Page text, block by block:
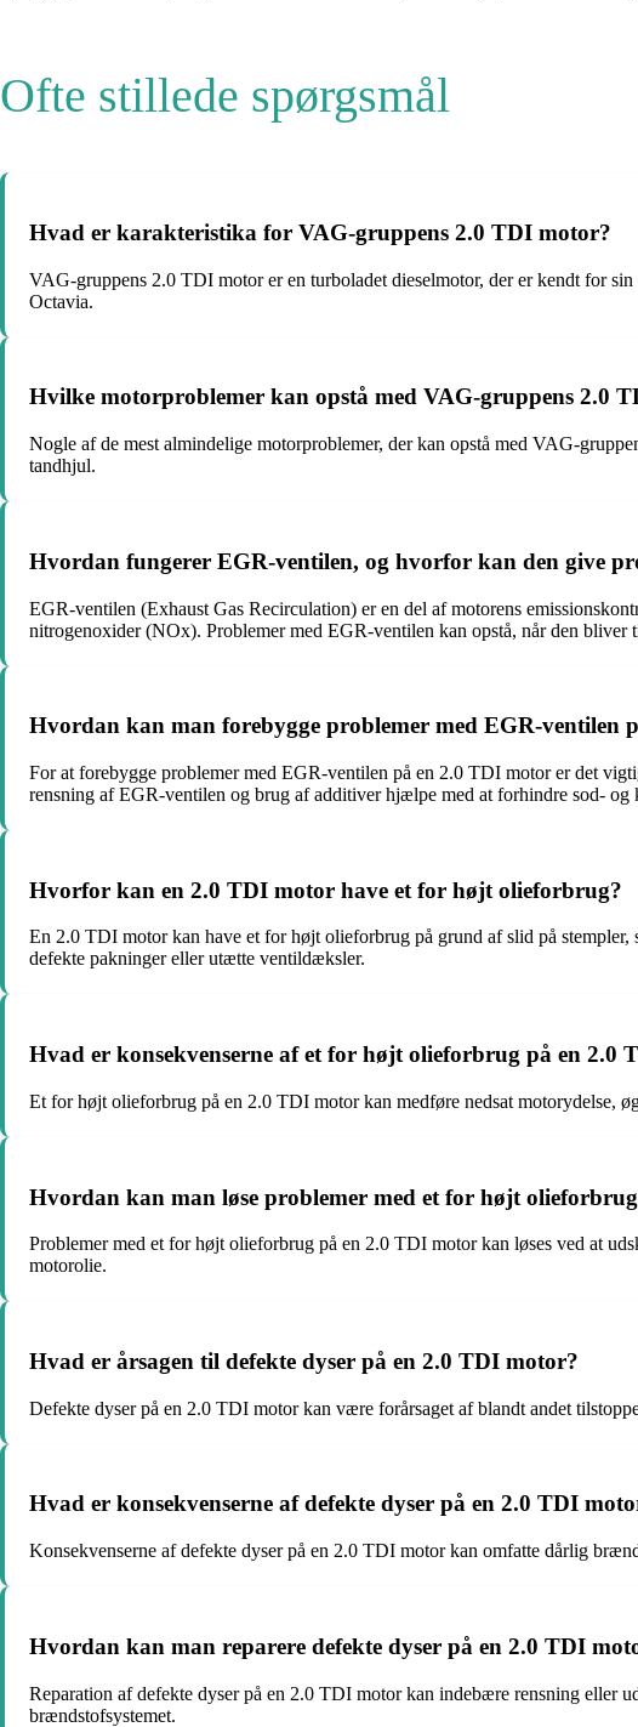
Ofte stillede spørgsmål
Hvad er karakteristika for VAG-gruppens 2.0 TDI motor?
VAG-gruppens 2.0 TDI motor er en turboladet dieselmotor, der er kendt for
Octavia.
Hvilke motorproblemer kan opstå med VAG-gruppens 2.0
Nogle af de mest almindelige motorproblemer, der kan opstå med VAG-
tandhjul.
Hvordan fungerer EGR-ventilen, og hvorfor kan den give
EGR-ventilen (Exhaust Gas Recirculation) er en del af motorens
nitrogenoxider (NOx). Problemer med EGR-ventilen kan opstå, når den
Hvordan kan man forebygge problemer med EGR-ventilen
For at forebygge problemer med EGR-ventilen på en 2.0 TDI motor er det
rensning af EGR-ventilen og brug af additiver hjælpe med at forhindre sod- og
Hvorfor kan en 2.0 TDI motor have et for højt olieforbrug?
En 2.0 TDI motor kan have et for højt olieforbrug på grund af slid på
defekte pakninger eller utætte ventildæksler.
Hvad er konsekvenserne af et for højt olieforbrug på en 2.0
Et for højt olieforbrug på en 2.0 TDI motor kan medføre nedsat motorydelse,
Hvordan kan man løse problemer med et for højt
Problemer med et for højt olieforbrug på en 2.0 TDI motor kan løses ved at
motorolie.
Hvad er årsagen til defekte dyser på en 2.0 TDI motor?
Defekte dyser på en 2.0 TDI motor kan være forårsaget af blandt andet
Hvad er konsekvenserne af defekte dyser på en 2.0 TDI
Konsekvenserne af defekte dyser på en 2.0 TDI motor kan omfatte dårlig
Hvordan kan man reparere defekte dyser på en 2.0 TDI
Reparation af defekte dyser på en 2.0 TDI motor kan indebære rensning
brændstofsystemet.